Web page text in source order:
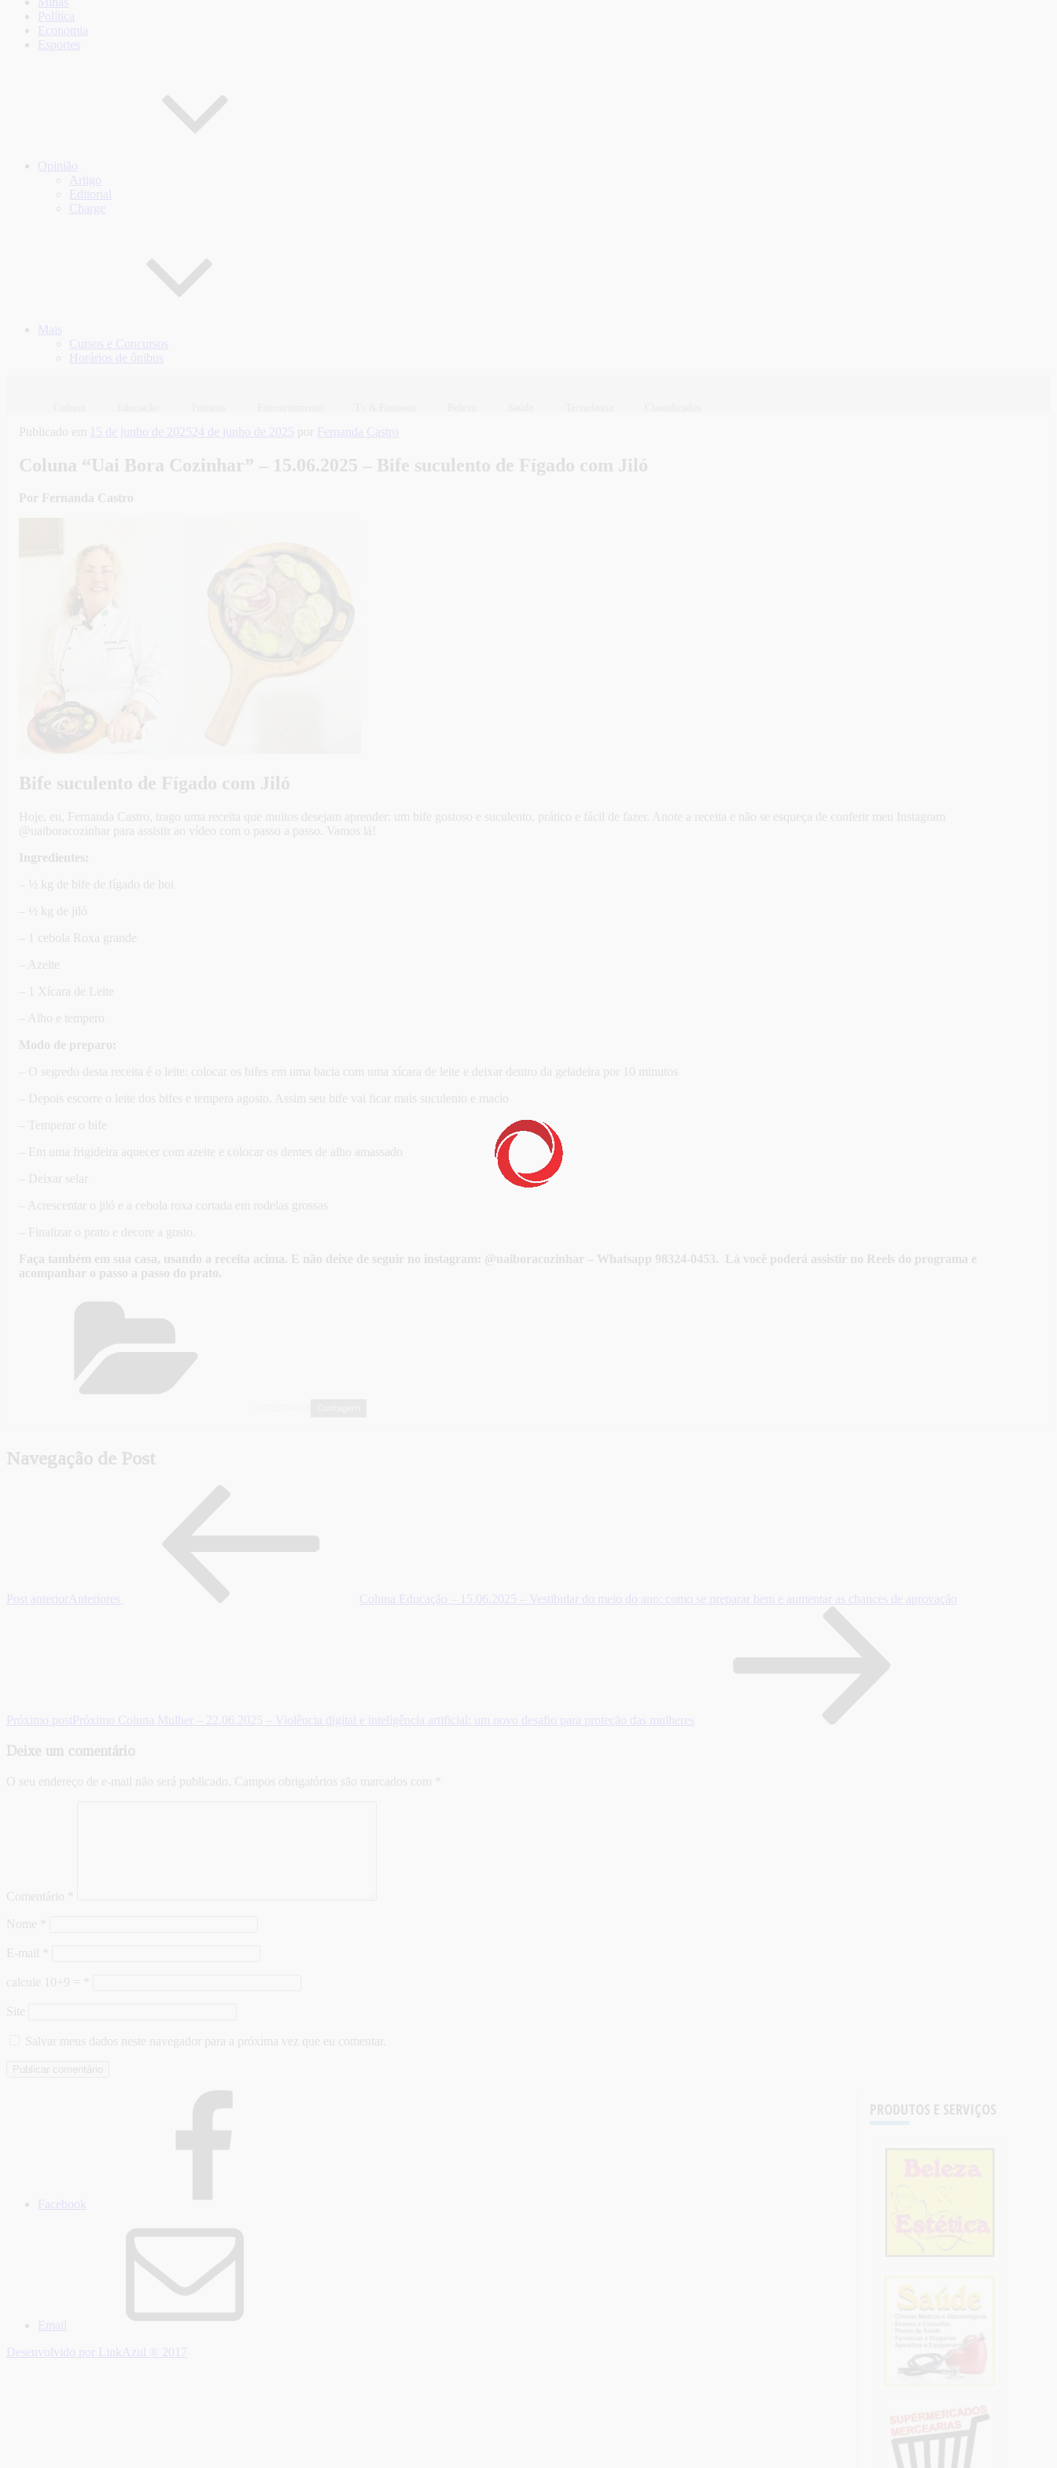
Política
Economia
Esportes
Opinião
Artigo
Editorial
Charge
Mais
Cursos e Concursos
Horários de ônibus
Publicado em 15 de junho de 2025 24 de junho de 2025 por Fernanda Castro
Coluna “Uai Bora Cozinhar” – 15.06.2025 – Bife suculento de Fígado com Jiló
Por Fernanda Castro
Bife suculento de Fígado com Jiló
Hoje, eu, Fernanda Castro, trago uma receita que muitos desejam aprender: um bife gostoso e suculento, prático e fácil de fazer. Anote a receita e não se esqueça de conferir meu Instagram
@uaiboracozinhar para assistir ao vídeo com o passo a passo. Vamos lá!
Ingredientes:
– ½ kg de bife de fígado de boi
– ½ kg de jiló
– 1 cebola Roxa grande
– Azeite
– 1 Xícara de Leite
– Alho e tempero
Modo de preparo:
– O segredo desta receita é o leite: colocar os bifes em uma bacia com uma xícara de leite e deixar dentro da geladeira por 10 minutos
– Depois escorre o leite dos bifes e tempera agosto. Assim seu bife vai ficar mais suculento e macio
– Temperar o bife
– Em uma frigideira aquecer com azeite e colocar os dentes de alho amassado
– Deixar selar
– Acrescentar o jiló e a cebola roxa cortada em rodelas grossas
– Finalizar o prato e decore a gosto.
Faça também em sua casa, usando a receita acima. E não deixe de seguir no instagram: @uaiboracozinhar – Whatsapp 98324-0453. Lá você poderá assistir no Reels do programa e
acompanhar o passo a passo do prato.
Navegação de Post
Post anterior Anteriores Coluna Educação – 15.06.2025 – Vestibular do meio do ano: como se preparar bem e aumentar as chances de aprovação
Próximo post Próximo Coluna Mulher – 22.06.2025 – Violência digital e inteligência artificial: um novo desafio para proteção das mulheres
Deixe um comentário
O seu endereço de e-mail não será publicado. Campos obrigatórios são marcados com
Comentário
Nome
E-mail
calcule 10+9 =
Site
Salvar meus dados neste navegador para a próxima vez que eu comentar.
PRODUTOS E SERVIÇOS
Facebook
Email
Desenvolvido por LinkAzul ® 2017